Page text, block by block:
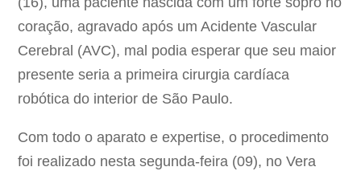
coração, agravado após um Acidente Vascular
Cerebral (AVC), mal podia esperar que seu maior
presente seria a primeira cirurgia cardíaca
robótica do interior de São Paulo.
Com todo o aparato e expertise, o procedimento
foi realizado nesta segunda-feira (09), no Vera